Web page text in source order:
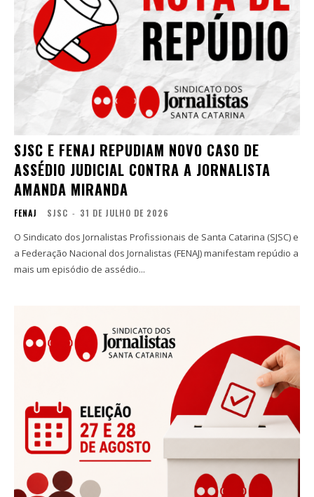
SJSC E FENAJ REPUDIAM NOVO CASO DE
ASSÉDIO JUDICIAL CONTRA A JORNALISTA
AMANDA MIRANDA
FENAJ SJSC - 31 DE JULHO DE 2026
O Sindicato dos Jornalistas Profissionais de Santa Catarina (SJSC) e
a Federação Nacional dos Jornalistas (FENAJ) manifestam repúdio a
mais um episódio de assédio...